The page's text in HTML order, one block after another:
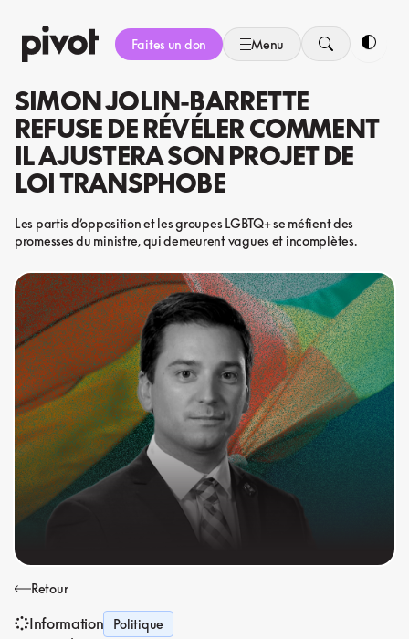
au
contenu
Faites un don Menu
SIMON JOLIN-BARRETTE
REFUSE DE RÉVÉLER COMMENT
IL AJUSTERA SON PROJET DE
LOI TRANSPHOBE
Les partis d’opposition et les groupes LGBTQ+ se méfient des
promesses du ministre, qui demeurent vagues et incomplètes.
Retour
Information Politique